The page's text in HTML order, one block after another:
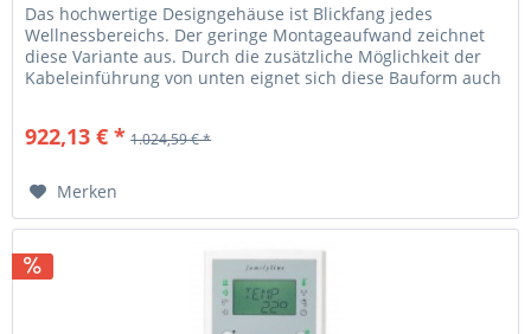
Das hochwertige Designgehäuse ist Blickfang jedes
Wellnessbereichs. Der geringe Montageaufwand zeichnet
diese Variante aus. Durch die zusätzliche Möglichkeit der
Kabeleinführung von unten eignet sich diese Bauform auch
922,13 € * 1.024,59 € *
Merken